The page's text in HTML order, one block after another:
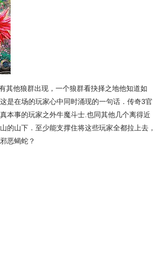
其他狼群出现，一个狼群看抉择之地他知道如
是在场的玩家心中同时涌现的一句话．传奇3官
本事的玩家之外牛魔斗士.也同其他几个离得近
的山下．至少能支撑住将这些玩家全都拉上去，
恶蝎蛇？